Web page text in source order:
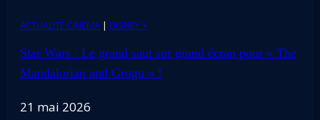
ACTUALITÉ CINEMA | DISNEY +
Star Wars : Le grand saut sur grand écran pour « The
Mandalorian and Grogu » !
21 mai 2026